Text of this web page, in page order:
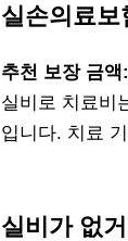
실손의료
추천 보장 금액
실비로 치료비
입니다. 치료
실비가 없